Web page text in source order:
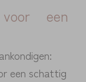
een
een schattig